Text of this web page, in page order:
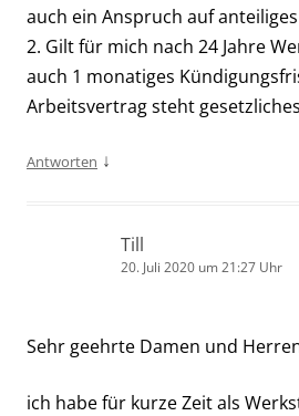
auch ein Anspruch auf
2. Gilt für mich nach 24 Jahre
auch 1 monatiges
Arbeitsvertrag steht
Antworten ↓
Till
20. Juli 2020 um 21:27 Uhr
Sehr geehrte Damen und
ich habe für kurze Zeit als